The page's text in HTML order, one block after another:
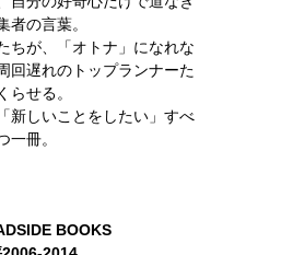
者の言葉。
ちが、「オトナ」になれな
回遅れのトップランナーた
らせる。
新しいことをしたい」すべ
一冊。
BOOKS